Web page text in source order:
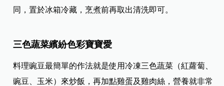
同，置於冰箱冷藏，烹煮前再取出清洗即可。
三色蔬菜繽紛色彩寶寶愛
料理豌豆最簡單的作法就是使用冷凍三色蔬菜（紅蘿蔔、
豌豆、玉米）來炒飯，再加點雞蛋及雞肉絲，營養就非常